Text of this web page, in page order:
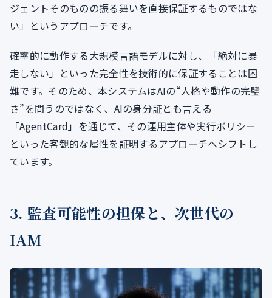
ジェントそのものの振る舞いを直接保証するものではな
い」というアプローチです。
確率的に動作する大規模言語モデルに対し、「絶対に暴
走しない」といった完全性を技術的に保証することは困
難です。そのため、本システムはAIの“人格や動作の完璧
さ”を問うのではなく、AIの身分証とも言える
「AgentCard」を通じて、その運用主体や実行ポリシー
といった客観的な属性を証明するアプローチへシフトし
ています。
3. 監査可能性の担保と、次世代の
IAM